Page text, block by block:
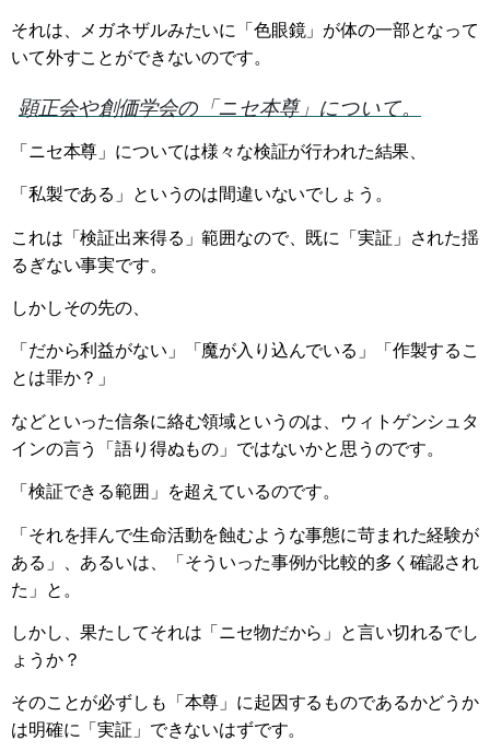
それは、メガネザルみたいに「色眼鏡」が体の一部となって
いて外すことができないのです。
顕正会や創価学会の「ニセ本尊」について。
「ニセ本尊」については様々な検証が行われた結果、
「私製である」というのは間違いないでしょう。
これは「検証出来得る」範囲なので、既に「実証」された揺
るぎない事実です。
しかしその先の、
「だから利益がない」「魔が入り込んでいる」「作製するこ
とは罪か？」
などといった信条に絡む領域というのは、ウィトゲンシュタ
インの言う「語り得ぬもの」ではないかと思うのです。
「検証できる範囲」を超えているのです。
「それを拝んで生命活動を蝕むような事態に苛まれた経験が
ある」、あるいは、「そういった事例が比較的多く確認され
た」と。
しかし、果たしてそれは「ニセ物だから」と言い切れるでし
ょうか？
そのことが必ずしも「本尊」に起因するものであるかどうか
は明確に「実証」できないはずです。